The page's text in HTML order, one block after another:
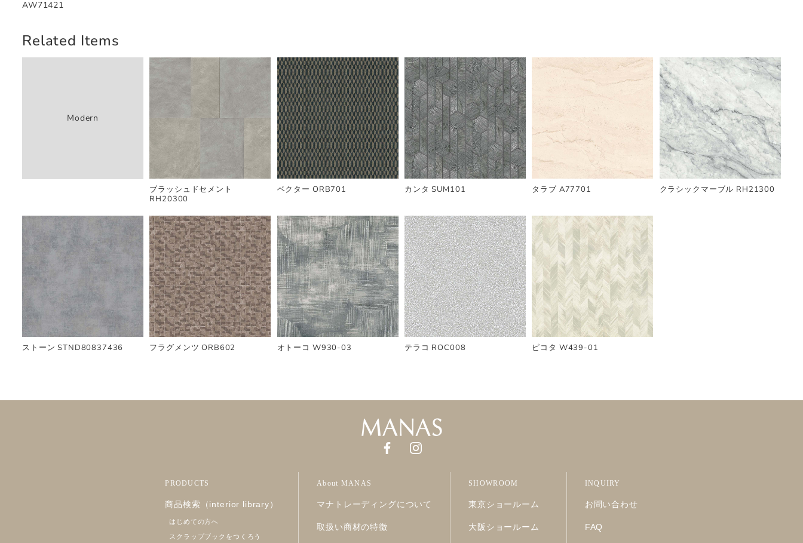
AW71421
Related Items
Modern
ブラッシュドセメント
RH20300
ベクター ORB701 カンタ SUM101 タラブ A77701 クラシックマーブル RH21300
ストーン STND80837436 フラグメンツ ORB602 オトーコ W930-03 テラコ ROC008 ピコタ W439-01
PRODUCTS
商品検索（interior library）
はじめての方へ
スクラップブックをつくろう
About MANAS
マナトレーディングについて
取扱い商材の特徴
SHOWROOM
東京ショールーム
大阪ショールーム
INQUIRY
お問い合わせ
FAQ